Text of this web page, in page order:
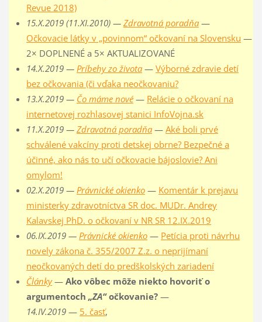
Revue 2018)
15.X.2019 (11.XI.2010) — Zdravotná poradňa—
Očkovacie látky v „povinnom“ očkovaní na Slovensku —
2× DOPLNENÉ a 5× AKTUALIZOVANÉ
14.X.2019 — Príbehy zo života— Výborné zdravie detí
bez očkovania (či vďaka neočkovaniu?
13.X.2019 — Čo máme nové— Relácie o očkovaní na
internetovej rozhlasovej stanici InfoVojna.sk
11.X.2019 — Zdravotná poradňa— Aké boli prvé
schválené vakcíny proti detskej obrne? Bezpečné a
účinné, ako nás to učí očkovacie bájoslovie? Ani
omylom!
02.X.2019 — Právnické okienko— Komentár k prejavu
ministerky zdravotníctva SR doc. MUDr. Andrey
Kalavskej PhD. o očkovaní v NR SR 12.IX.2019
06.IX.2019 — Právnické okienko— Petícia proti návrhu
novely zákona č. 355/2007 Z.z. o neprijímaní
neočkovaných detí do predškolských zariadení
Články— Ako vôbec môže niekto hovoriť o
argumentoch „ZA“očkovanie?—
14.IV.2019— 5. časť,